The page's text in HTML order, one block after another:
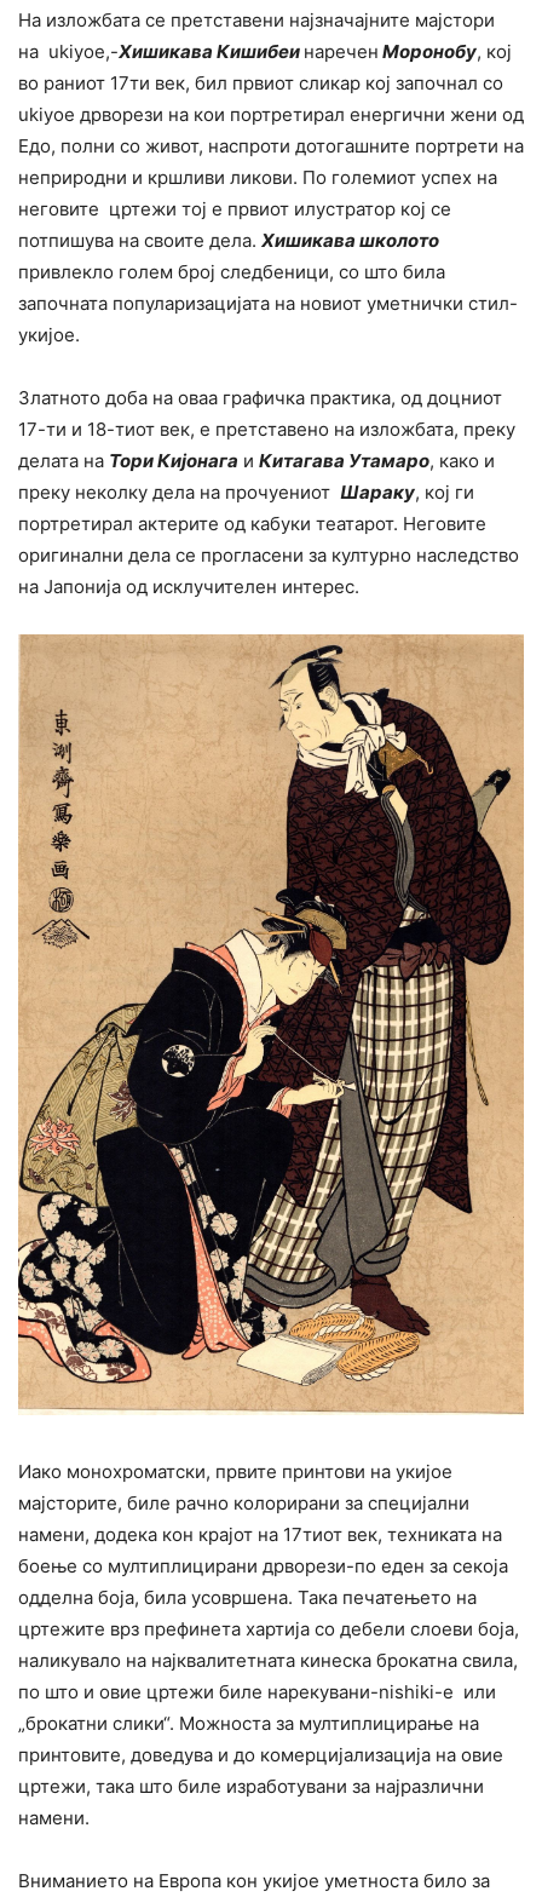
На изложбата се претставени најзначајните мајстори
на ukiyoe,-Хишикава Кишибеи наречен Моронобу, кој
во раниот 17ти век, бил првиот сликар кој започнал со
ukiyoe дрворези на кои портретирал енергични жени од
Едо, полни со живот, наспроти дотогашните портрети на
неприродни и кршливи ликови. По големиот успех на
неговите цртежи тој е првиот илустратор кој се
потпишува на своите дела. Хишикава школото
привлекло голем број следбеници, со што била
започната популаризацијата на новиот уметнички стил-
укијое.
Златното доба на оваа графичка практика, од доцниот
17-ти и 18-тиот век, е претставено на изложбата, преку
делата на Тори Кијонага и Китагава Утамаро, како и
преку неколку дела на прочуениот Шараку, кој ги
портретирал актерите од кабуки театарот. Неговите
оригинални дела се прогласени за културно наследство
на Јапонија од исклучителен интерес.
Иако монохроматски, првите принтови на укијое
мајсторите, биле рачно колорирани за специјални
намени, додека кон крајот на 17тиот век, техниката на
боење со мултиплицирани дрворези-по еден за секоја
одделна боја, била усовршена. Така печатењето на
цртежите врз префинета хартија со дебели слоеви боја,
наликувало на најквалитетната кинеска брокатна свила,
по што и овие цртежи биле нарекувани-nishiki-е или
„брокатни слики“. Можноста за мултиплицирање на
принтовите, доведува и до комерцијализација на овие
цртежи, така што биле изработувани за најразлични
намени.
Вниманието на Европа кон укијое уметноста било за